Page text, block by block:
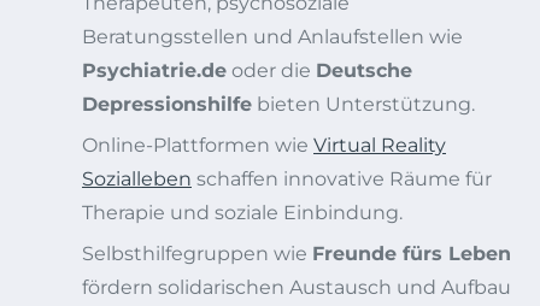
Beratungsstellen und Anlaufstellen wie
Psychiatrie.de oder die Deutsche
Depressionshilfe bieten Unterstützung.
Online-Plattformen wie Virtual Reality
Sozialleben schaffen innovative Räume für
Therapie und soziale Einbindung.
Selbsthilfegruppen wie Freunde fürs Leben
fördern solidarischen Austausch und Aufbau